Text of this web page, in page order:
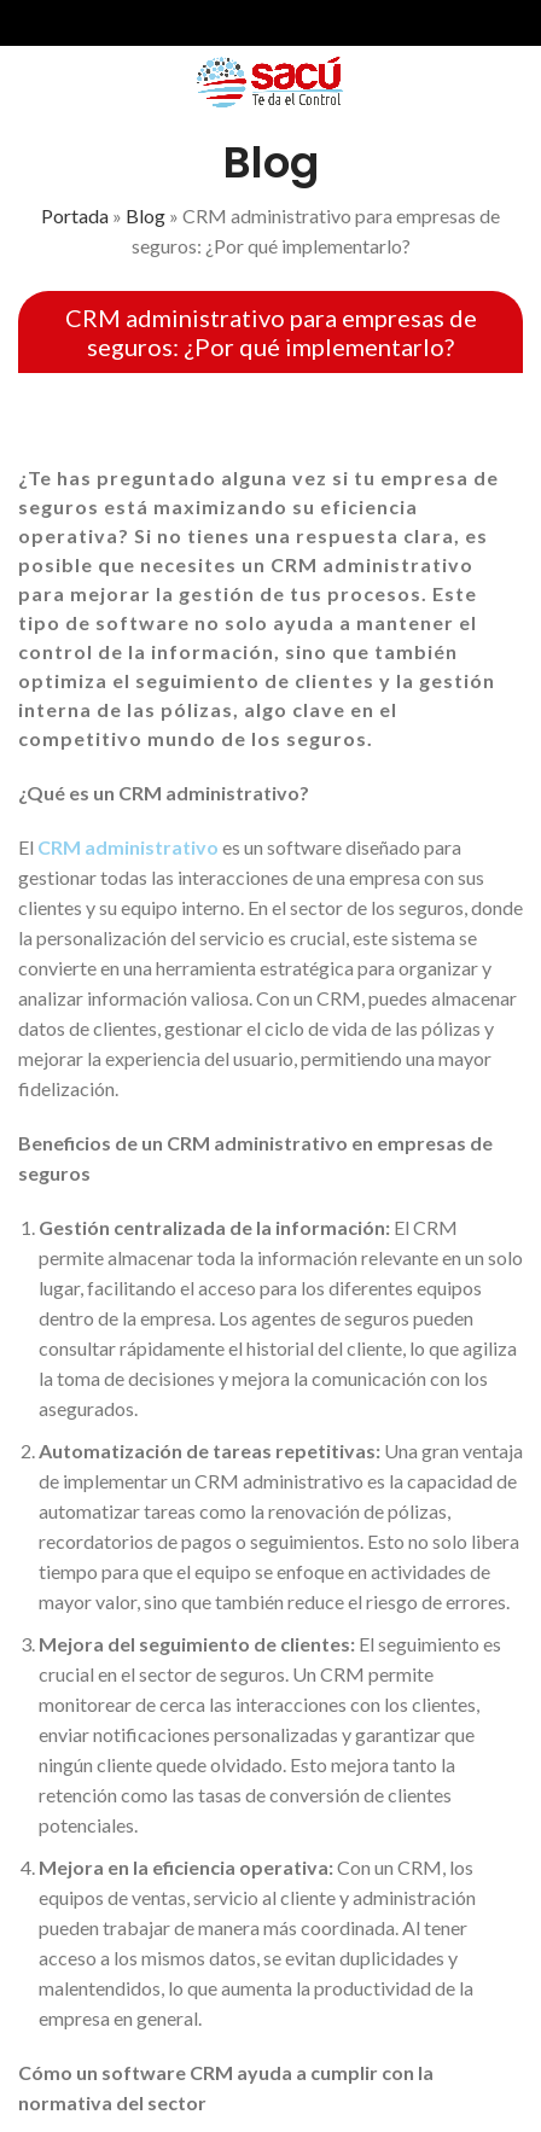
Blog
Portada » Blog » CRM administrativo para empresas de
seguros: ¿Por qué implementarlo?
CRM administrativo para empresas de
seguros: ¿Por qué implementarlo?
¿Te has preguntado alguna vez si tu empresa de
seguros está maximizando su eficiencia
operativa? Si no tienes una respuesta clara, es
posible que necesites un CRM administrativo
para mejorar la gestión de tus procesos. Este
tipo de software no solo ayuda a mantener el
control de la información, sino que también
optimiza el seguimiento de clientes y la gestión
interna de las pólizas, algo clave en el
competitivo mundo de los seguros.
¿Qué es un CRM administrativo?
El CRM administrativo es un software diseñado para
gestionar todas las interacciones de una empresa con sus
clientes y su equipo interno. En el sector de los seguros, donde
la personalización del servicio es crucial, este sistema se
convierte en una herramienta estratégica para organizar y
analizar información valiosa. Con un CRM, puedes almacenar
datos de clientes, gestionar el ciclo de vida de las pólizas y
mejorar la experiencia del usuario, permitiendo una mayor
fidelización.
Beneficios de un CRM administrativo en empresas de
seguros
Gestión centralizada de la información: El CRM
permite almacenar toda la información relevante en un solo
lugar, facilitando el acceso para los diferentes equipos
dentro de la empresa. Los agentes de seguros pueden
consultar rápidamente el historial del cliente, lo que agiliza
la toma de decisiones y mejora la comunicación con los
asegurados.
Automatización de tareas repetitivas: Una gran ventaja
de implementar un CRM administrativo es la capacidad de
automatizar tareas como la renovación de pólizas,
recordatorios de pagos o seguimientos. Esto no solo libera
tiempo para que el equipo se enfoque en actividades de
mayor valor, sino que también reduce el riesgo de errores.
Mejora del seguimiento de clientes: El seguimiento es
crucial en el sector de seguros. Un CRM permite
monitorear de cerca las interacciones con los clientes,
enviar notificaciones personalizadas y garantizar que
ningún cliente quede olvidado. Esto mejora tanto la
retención como las tasas de conversión de clientes
potenciales.
Mejora en la eficiencia operativa:Con un CRM, los
equipos de ventas, servicio al cliente y administración
pueden trabajar de manera más coordinada. Al tener
acceso a los mismos datos, se evitan duplicidades y
malentendidos, lo que aumenta la productividad de la
empresa en general.
Cómo un software CRM ayuda a cumplir con la
normativa del sector